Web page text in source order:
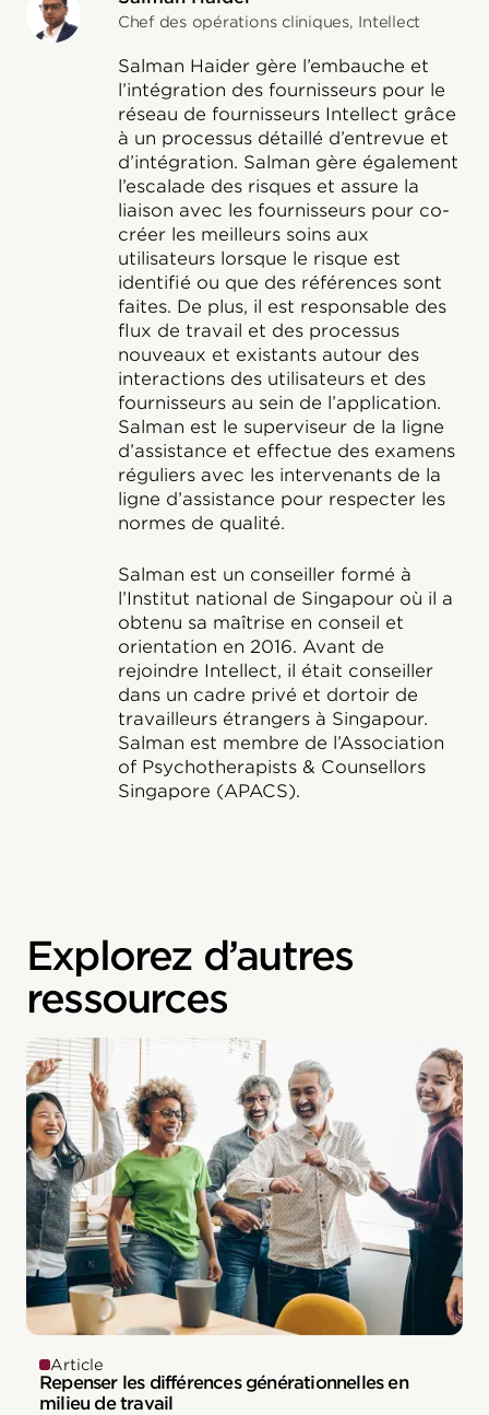
Chef des opérations cliniques, Intellect
Salman Haider gère l’embauche et
l’intégration des fournisseurs pour le
réseau de fournisseurs Intellect grâce
à un processus détaillé d’entrevue et
d’intégration. Salman gère également
l’escalade des risques et assure la
liaison avec les fournisseurs pour co-
créer les meilleurs soins aux
utilisateurs lorsque le risque est
identifié ou que des références sont
faites. De plus, il est responsable des
flux de travail et des processus
nouveaux et existants autour des
interactions des utilisateurs et des
fournisseurs au sein de l’application.
Salman est le superviseur de la ligne
d’assistance et effectue des examens
réguliers avec les intervenants de la
ligne d’assistance pour respecter les
normes de qualité.
Salman est un conseiller formé à
l’Institut national de Singapour où il a
obtenu sa maîtrise en conseil et
orientation en 2016. Avant de
rejoindre Intellect, il était conseiller
dans un cadre privé et dortoir de
travailleurs étrangers à Singapour.
Salman est membre de l’Association
of Psychotherapists & Counsellors
Singapore (APACS).
Explorez d’autres
ressources
Article
Repenser les différences générationnelles en
milieu de travail